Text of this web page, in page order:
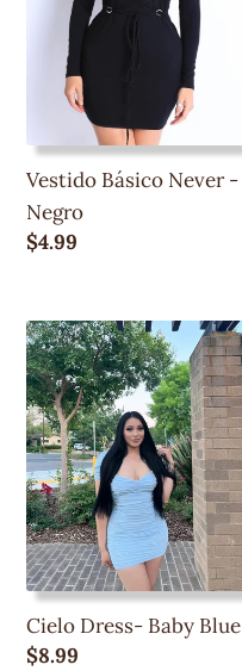
Negro
Vestido Básico Never -
Negro
Precio
$4.99
Cielo
Dress-
Baby
Blue
Cielo Dress- Baby Blue
Precio
$8.99